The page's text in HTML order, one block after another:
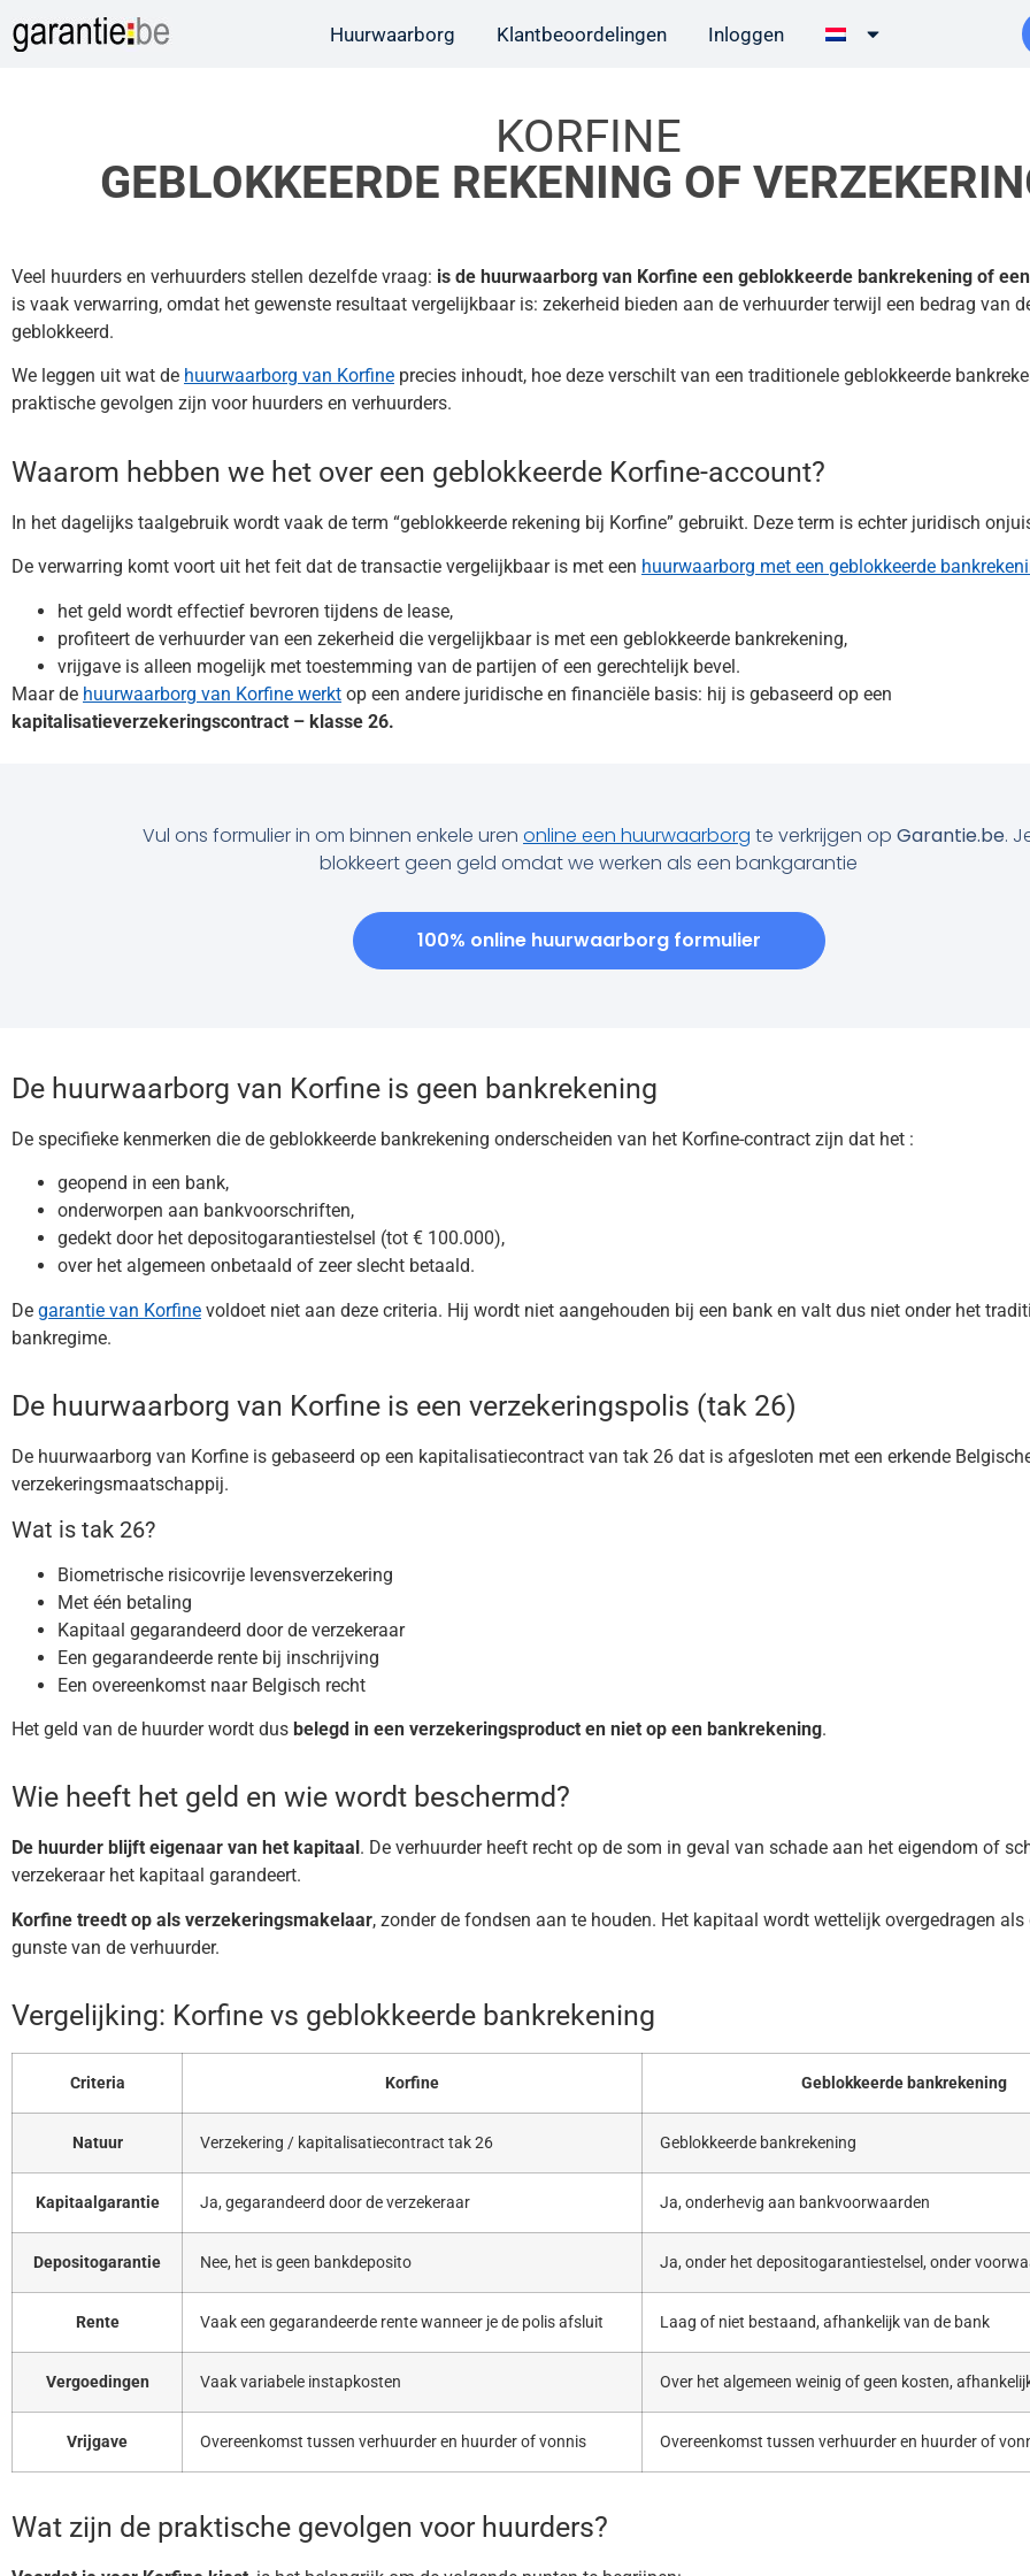
Huurwaarborg Klantbeoordelingen Inloggen
KORFINE
GEBLOKKEERDE REKENING OF
Veel huurders en verhuurders stellen dezelfde vraag: is de huurwaarborg van Korfine een geblokkeerde bankrekening of
is vaak verwarring, omdat het gewenste resultaat vergelijkbaar is: zekerheid bieden aan de verhuurder terwijl een bedrag van
geblokkeerd.
We leggen uit wat de huurwaarborg van Korfine precies inhoudt, hoe deze verschilt van een traditionele geblokkeerde
praktische gevolgen zijn voor huurders en verhuurders.
Waarom hebben we het over een geblokkeerde Korfine-account?
In het dagelijks taalgebruik wordt vaak de term “geblokkeerde rekening bij Korfine” gebruikt. Deze term is echter juridisch
De verwarring komt voort uit het feit dat de transactie vergelijkbaar is met een huurwaarborg met een geblokkeerde
het geld wordt effectief bevroren tijdens de lease,
profiteert de verhuurder van een zekerheid die vergelijkbaar is met een geblokkeerde bankrekening,
vrijgave is alleen mogelijk met toestemming van de partijen of een gerechtelijk bevel.
Maar de huurwaarborg van Korfine werkt op een andere juridische en financiële basis: hij is gebaseerd op een
kapitalisatieverzekeringscontract – klasse 26.
Vul ons formulier in om binnen enkele uren online een huurwaarborg te verkrijgen op Garantie.be.
blokkeert geen geld omdat we werken als een bankgarantie
100% online huurwaarborg formulier
De huurwaarborg van Korfine is geen bankrekening
De specifieke kenmerken die de geblokkeerde bankrekening onderscheiden van het Korfine-contract zijn dat het :
geopend in een bank,
onderworpen aan bankvoorschriften,
gedekt door het depositogarantiestelsel (tot € 100.000),
over het algemeen onbetaald of zeer slecht betaald.
De garantie van Korfine voldoet niet aan deze criteria. Hij wordt niet aangehouden bij een bank en valt dus niet onder het
bankregime.
De huurwaarborg van Korfine is een verzekeringspolis (tak 26)
De huurwaarborg van Korfine is gebaseerd op een kapitalisatiecontract van tak 26 dat is afgesloten met een erkende
verzekeringsmaatschappij.
Wat is tak 26?
Biometrische risicovrije levensverzekering
Met één betaling
Kapitaal gegarandeerd door de verzekeraar
Een gegarandeerde rente bij inschrijving
Een overeenkomst naar Belgisch recht
Het geld van de huurder wordt dus belegd in een verzekeringsproduct en niet op een bankrekening.
Wie heeft het geld en wie wordt beschermd?
De huurder blijft eigenaar van het kapitaal . De verhuurder heeft recht op de som in geval van schade aan het eigendom of
verzekeraar het kapitaal garandeert.
Korfine treedt op als verzekeringsmakelaar, zonder de fondsen aan te houden. Het kapitaal wordt wettelijk overgedragen als
gunste van de verhuurder.
Vergelijking: Korfine vs geblokkeerde bankrekening
Criteria Korfine Geblokkeerde bankrekening
Natuur Verzekering / kapitalisatiecontract tak 26 Geblokkeerde bankrekening
Kapitaalgarantie Ja, gegarandeerd door de verzekeraar Ja, onderhevig aan bankvoorwaarden
Depositogarantie Nee, het is geen bankdeposito Ja, onder het depositogarantiestelsel, onder
Rente Vaak een gegarandeerde rente wanneer je de polis afsluit Laag of niet bestaand, afhankelijk van de bank
Vergoedingen Vaak variabele instapkosten Over het algemeen weinig of geen kosten,
Vrijgave Overeenkomst tussen verhuurder en huurder of vonnis Overeenkomst tussen verhuurder en huurder of
Wat zijn de praktische gevolgen voor huurders?